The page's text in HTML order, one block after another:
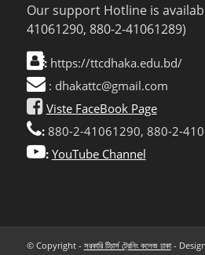
Our support Hotline is
41061290, 880-2-41061289)
: https://ttcdhaka.edu.bd/
: dhakattc@gmail.com
Viste FaceBook Page
: 880-2-41061290, 880-2-
: YouTube Channel
© Copyright - সরকারি টিচার্স ট্রেনিং কলেজ ঢাকা-